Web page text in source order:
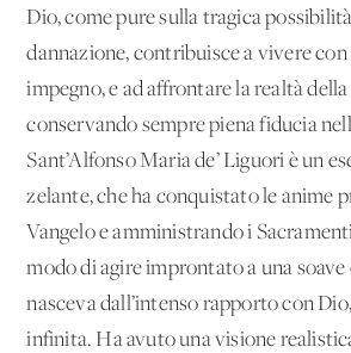
Dio, come pure sulla tragica
dannazione, contribuisce a vivere con
impegno, e ad affrontare la realtà
conservando sempre piena fiducia
Sant’Alfonso Maria de’ Liguori è un
zelante, che ha conquistato le anime
Vangelo e amministrando i
modo di agire improntato a una
nasceva dall’intenso rapporto con
infinita. Ha avuto una visione